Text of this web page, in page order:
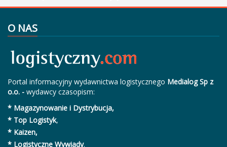
O NAS
Portal informacyjny wydawnictwa logistycznego Medialog Sp z
o.o. - wydawcy czasopism:
* Magazynowanie i Dystrybucja,
* Top Logistyk,
* Kaizen,
* Logistyczne Wywiady.